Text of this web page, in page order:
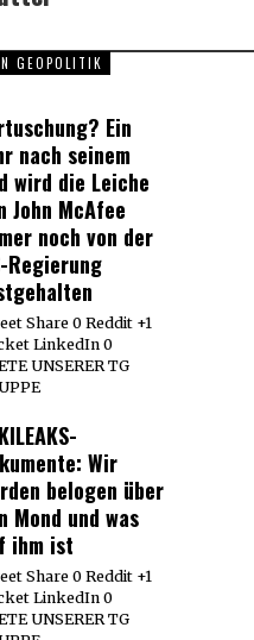
GEOPOLITIK
Ein
nach seinem
wird die Leiche
John McAfee
noch von der
Regierung
Share 0 Reddit +1
LinkedIn 0
UNSERER TG
Wir
belogen über
Mond und was
ihm ist
Share 0 Reddit +1
LinkedIn 0
UNSERER TG